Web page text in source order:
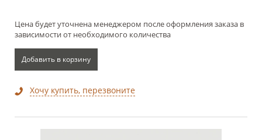
Цена будет уточнена менеджером после оформления заказа в
зависимости от необходимого количества
Добавить в корзину
Хочу купить, перезвоните